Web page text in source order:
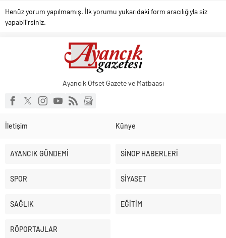
Henüz yorum yapılmamış. İlk yorumu yukarıdaki form aracılığıyla siz
yapabilirsiniz.
Ayancık Ofset Gazete ve Matbaası
İletişim Künye
AYANCIK GÜNDEMİ SİNOP HABERLERİ
SPOR SİYASET
SAĞLIK EĞİTİM
RÖPORTAJLAR